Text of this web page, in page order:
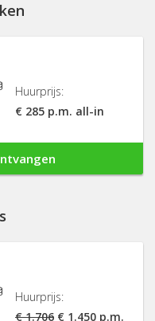
Huurprijs:
€ 285 p.m. all-in
Huurprijs:
€ 1.706 € 1.450 p.m.